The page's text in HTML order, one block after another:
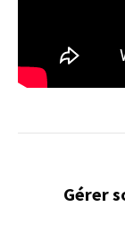
Gérer